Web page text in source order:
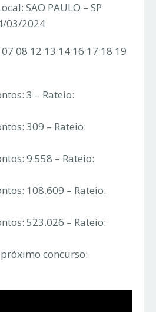
SAO PAULO – SP
03/2024
08 12 13 14 16 17 18 19
3 – Rateio:
309 – Rateio:
9.558 – Rateio:
108.609 – Rateio:
523.026 – Rateio:
concurso: